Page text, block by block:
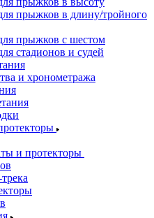
прыжков в длину/тройного
прыжков с шестом
стадионов и судей
и хронометража
и протекторы